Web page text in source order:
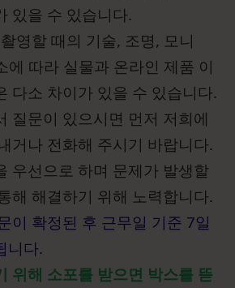
있을 수 있습니다.
영할 때의 기술, 조명, 모니
에 따라 실물과 온라인 제품 이
다소 차이가 있을 수 있습니다.
질문이 있으시면 먼저 저희에
거나 전화해 주시기 바랍니다.
우선으로 하며 문제가 발생할
해 해결하기 위해 노력합니다.
이 확정된 후 근무일 기준 7일
니다.
위해 소포를 받으면 박스를 뜯